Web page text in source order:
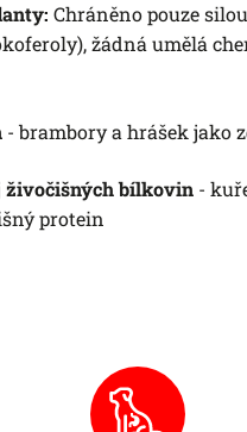
Chráněno pouze
žádná umělá
- brambory a hrášek jako
živočišných bílkovin -
protein